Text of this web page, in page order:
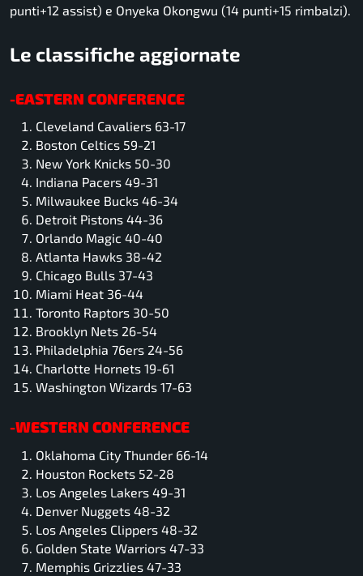
punti+12 assist) e Onyeka Okongwu (14 punti+15 rimbalzi).
Le classifiche aggiornate
-EASTERN CONFERENCE
Cleveland Cavaliers 63-17
Boston Celtics 59-21
New York Knicks 50-30
Indiana Pacers 49-31
Milwaukee Bucks 46-34
Detroit Pistons 44-36
Orlando Magic 40-40
Atlanta Hawks 38-42
Chicago Bulls 37-43
Miami Heat 36-44
Toronto Raptors 30-50
Brooklyn Nets 26-54
Philadelphia 76ers 24-56
Charlotte Hornets 19-61
Washington Wizards 17-63
-WESTERN CONFERENCE
Oklahoma City Thunder 66-14
Houston Rockets 52-28
Los Angeles Lakers 49-31
Denver Nuggets 48-32
Los Angeles Clippers 48-32
Golden State Warriors 47-33
Memphis Grizzlies 47-33